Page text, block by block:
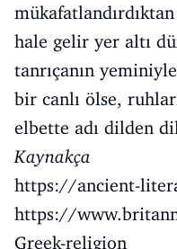
hale gelir yer altı
tanrıçanın
bir canlı ölse,
elbette adı dilden
Kaynakça
https://ancient-
https://
Greek-religion